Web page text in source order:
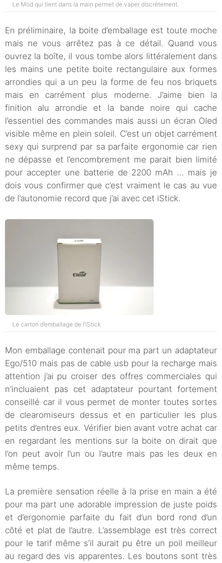
Le Mod qui tient dans la main permet de vaper discrètement.
En préliminaire, la boite d’emballage est toute moche
mais ne vous arrêtez pas à ce détail. Quand vous
ouvrez la boîte, il vous tombe alors littéralement dans
les mains une petite boite rectangulaire aux formes
arrondies qui a un peu la forme de feu nos briquets
mais en carrément plus moderne. J’aime bien la
finition alu arrondie et la bande noire qui cache
l’essentiel des commandes mais aussi un écran Oled
visible même en plein soleil. C’est un objet carrément
sexy qui surprend par sa parfaite ergonomie car rien
ne dépasse et l’encombrement me parait bien limité
pour accepter une batterie de 2200 mAh … mais je
dois vous confirmer que c’est vraiment le cas au vue
de l’autonomie record que j’ai avec cet iStick.
Le carton d’emballage de l’iStick
Mon emballage contenait pour ma part un adaptateur
Ego/510 mais pas de cable usb pour la recharge mais
attention j’ai pu croiser des offres commerciales qui
n’incluaient pas cet adaptateur pourtant fortement
conseillé car il vous permet de monter toutes sortes
de clearomiseurs dessus et en particulier les plus
petits d’entres eux. Vérifier bien avant votre achat car
en regardant les mentions sur la boite on dirait que
l’on peut avoir l’un ou l’autre mais pas les deux en
même temps.
La première sensation réelle à la prise en main a été
pour ma part une adorable impression de juste poids
et d’ergonomie parfaite du fait d’un bord rond d’un
côté et plat de l’autre. L’assemblage est très correct
pour le tarif même s’il aurait pu être un poil meilleur
au regard des vis apparentes. Les boutons sont très